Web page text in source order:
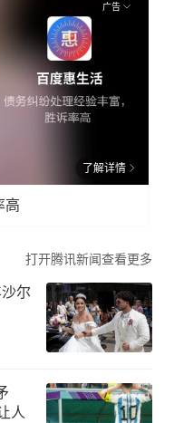
广告
了解详情
高
打开腾讯新闻查看更多
尔
人